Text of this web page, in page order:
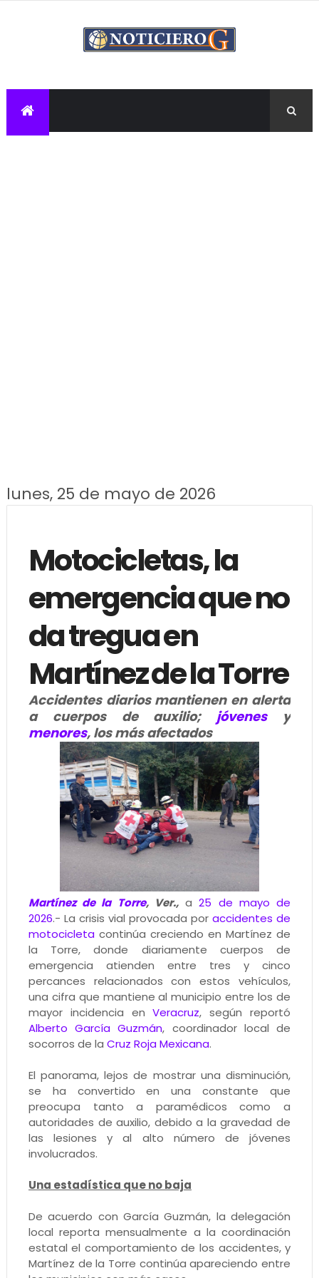
lunes, 25 de mayo de 2026
Motocicletas, la
emergencia que no
da tregua en
Martínez de la Torre
Accidentes diarios mantienen en alerta
a cuerpos de auxilio; jóvenesy
menores, los más afectados
Martínez de la Torre, Ver.,a25 de mayo de
2026.- La crisis vial provocada poraccidentes de
motocicletacontinúa creciendo en Martínez de
la Torre, donde diariamente cuerpos de
emergencia atienden entre tres y cinco
percances relacionados con estos vehículos,
una cifra que mantiene al municipio entre los de
mayor incidencia enVeracruz, según reportó
Alberto García Guzmán, coordinador local de
socorros de la Cruz Roja Mexicana.
El panorama, lejos de mostrar una disminución,
se ha convertido en una constante que
preocupa tanto a paramédicos como a
autoridades de auxilio, debido a la gravedad de
las lesiones y al alto número de jóvenes
involucrados.
Una estadística que no baja
De acuerdo con García Guzmán, la delegación
local reporta mensualmente a la coordinación
estatal el comportamiento de los accidentes, y
Martínez de la Torre continúa apareciendo entre